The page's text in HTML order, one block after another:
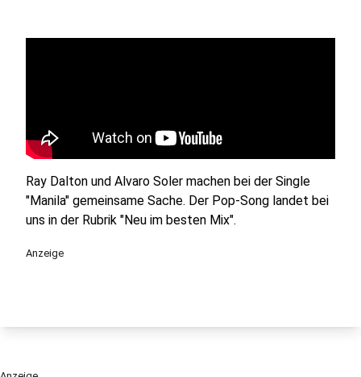
Ray Dalton und Alvaro Soler machen bei der Single
"Manila" gemeinsame Sache. Der Pop-Song landet bei
uns in der Rubrik "Neu im besten Mix".
Anzeige